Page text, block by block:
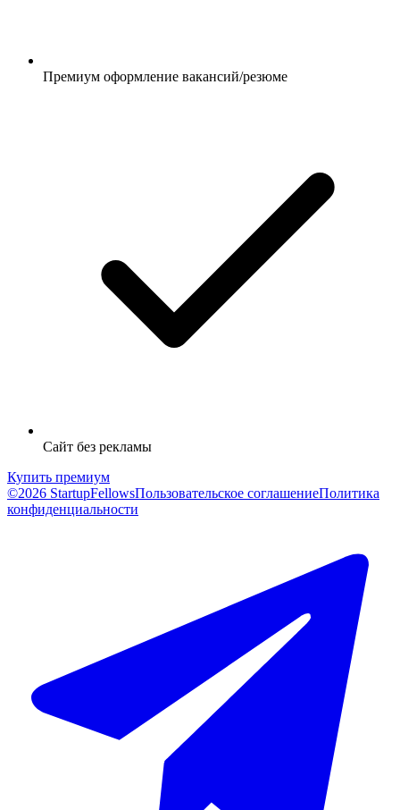
Премиум оформление вакансий/резюме
Сайт без рекламы
Купить премиум
©2026 StartupFellowsПользовательское соглашениеПолитика
конфиденциальности